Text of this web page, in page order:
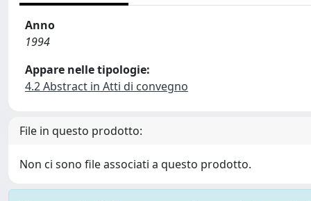
Anno
1994
Appare nelle tipologie:
4.2 Abstract in Atti di convegno
File in questo prodotto:
Non ci sono file associati a questo prodotto.